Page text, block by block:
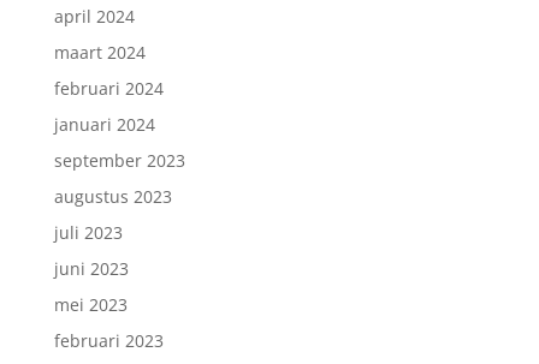
april 2024
maart 2024
februari 2024
januari 2024
september 2023
augustus 2023
juli 2023
juni 2023
mei 2023
februari 2023